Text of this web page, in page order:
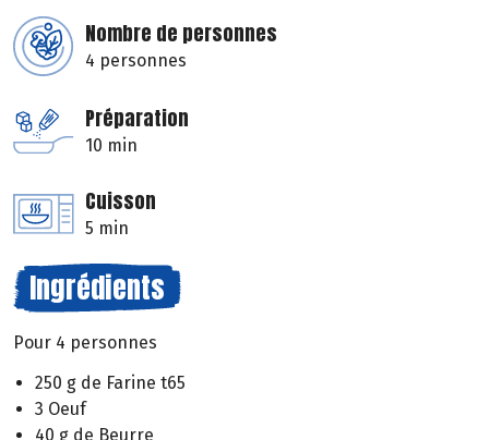
Nombre de personnes
4 personnes
Préparation
10 min
Cuisson
5 min
Ingrédients
Pour 4 personnes
250 g de Farine t65
3 Oeuf
40 g de Beurre